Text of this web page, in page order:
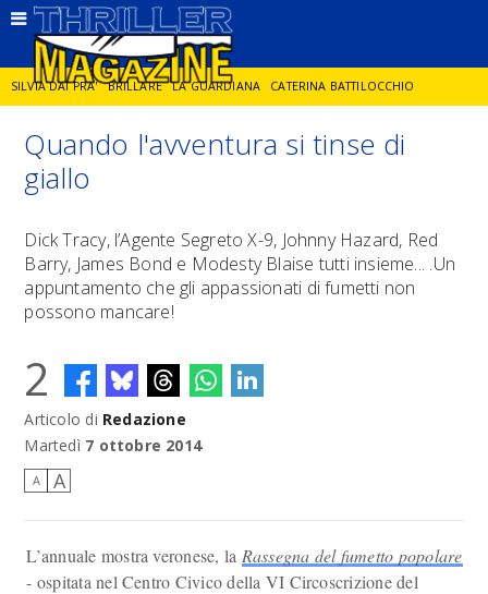
SILVIA DAI PRA' BRILLARE LA GUARDIANA CATERINA BATTILOCCHIO
JORGE DIAZ LA SPIA DELITTO IN CORNICE GIANCARLO DE CATALDO
Quando l'avventura si tinse di
giallo
Dick Tracy, l’Agente Segreto X-9, Johnny Hazard, Red
Barry, James Bond e Modesty Blaise tutti insieme... .Un
appuntamento che gli appassionati di fumetti non
possono mancare!
2
Articolo di Redazione
Martedì 7 ottobre 2014
A A
L’annuale mostra veronese, la Rassegna del fumetto popolare
- ospitata nel Centro Civico della VI Circoscrizione del